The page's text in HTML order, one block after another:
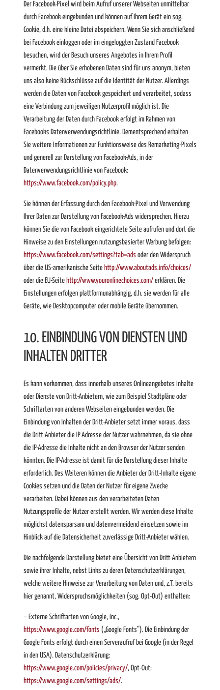
Der Facebook-Pixel wird beim Aufruf unserer Webseiten unmittelbar
durch Facebook eingebunden und können auf Ihrem Gerät ein sog.
Cookie, d.h. eine kleine Datei abspeichern. Wenn Sie sich anschließend
bei Facebook einloggen oder im eingeloggten Zustand Facebook
besuchen, wird der Besuch unseres Angebotes in Ihrem Profil
vermerkt. Die über Sie erhobenen Daten sind für uns anonym, bieten
uns also keine Rückschlüsse auf die Identität der Nutzer. Allerdings
werden die Daten von Facebook gespeichert und verarbeitet, sodass
eine Verbindung zum jeweiligen Nutzerprofil möglich ist. Die
Verarbeitung der Daten durch Facebook erfolgt im Rahmen von
Facebooks Datenverwendungsrichtlinie. Dementsprechend erhalten
Sie weitere Informationen zur Funktionsweise des Remarketing-Pixels
und generell zur Darstellung von Facebook-Ads, in der
Datenverwendungsrichtlinie von Facebook:
https://www.facebook.com/policy.php.
Sie können der Erfassung durch den Facebook-Pixel und Verwendung
Ihrer Daten zur Darstellung von Facebook-Ads widersprechen. Hierzu
können Sie die von Facebook eingerichtete Seite aufrufen und dort die
Hinweise zu den Einstellungen nutzungsbasierter Werbung befolgen:
https://www.facebook.com/settings?tab=ads oder den Widerspruch
über die US-amerikanische Seite http://www.aboutads.info/choices/
oder die EU-Seite http://www.youronlinechoices.com/ erklären. Die
Einstellungen erfolgen plattformunabhängig, d.h. sie werden für alle
Geräte, wie Desktopcomputer oder mobile Geräte übernommen.
10. EINBINDUNG VON DIENSTEN UND
INHALTEN DRITTER
Es kann vorkommen, dass innerhalb unseres Onlineangebotes Inhalte
oder Dienste von Dritt-Anbietern, wie zum Beispiel Stadtpläne oder
Schriftarten von anderen Webseiten eingebunden werden. Die
Einbindung von Inhalten der Dritt-Anbieter setzt immer voraus, dass
die Dritt-Anbieter die IP-Adresse der Nutzer wahrnehmen, da sie ohne
die IP-Adresse die Inhalte nicht an den Browser der Nutzer senden
könnten. Die IP-Adresse ist damit für die Darstellung dieser Inhalte
erforderlich. Des Weiteren können die Anbieter der Dritt-Inhalte eigene
Cookies setzen und die Daten der Nutzer für eigene Zwecke
verarbeiten. Dabei können aus den verarbeiteten Daten
Nutzungsprofile der Nutzer erstellt werden. Wir werden diese Inhalte
möglichst datensparsam und datenvermeidend einsetzen sowie im
Hinblick auf die Datensicherheit zuverlässige Dritt-Anbieter wählen.
Die nachfolgende Darstellung bietet eine Übersicht von Dritt-Anbietern
sowie ihrer Inhalte, nebst Links zu deren Datenschutzerklärungen,
welche weitere Hinweise zur Verarbeitung von Daten und, z.T. bereits
hier genannt, Widerspruchsmöglichkeiten (sog. Opt-Out) enthalten:
– Externe Schriftarten von Google, Inc.,
https://www.google.com/fonts („Google Fonts“). Die Einbindung der
Google Fonts erfolgt durch einen Serveraufruf bei Google (in der Regel
in den USA). Datenschutzerklärung:
https://www.google.com/policies/privacy/, Opt-Out:
https://www.google.com/settings/ads/.